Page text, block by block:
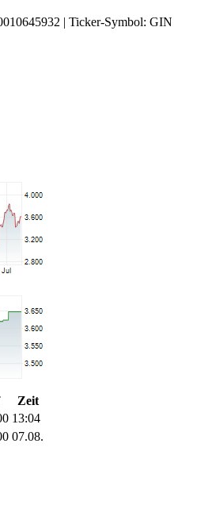
| Ticker-Symbol: GIN
Zeit
13:04
07.08.